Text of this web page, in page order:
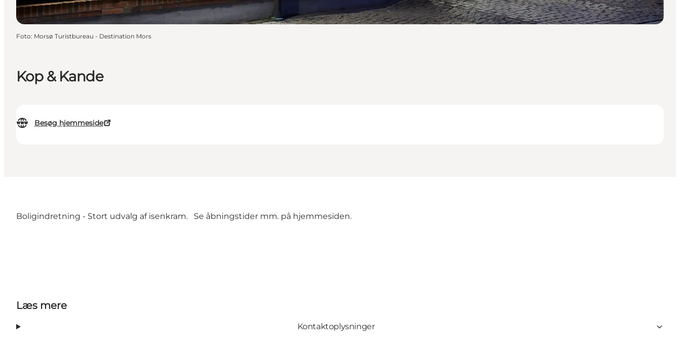
Kop & Kande
Besøg hjemmeside
Foto: Morsø Turistbureau - Destination Mors
Boligindretning - Stort udvalg af isenkram. Se åbningstider mm. på hjemmesiden.
Læs mere
Kontaktoplysninger